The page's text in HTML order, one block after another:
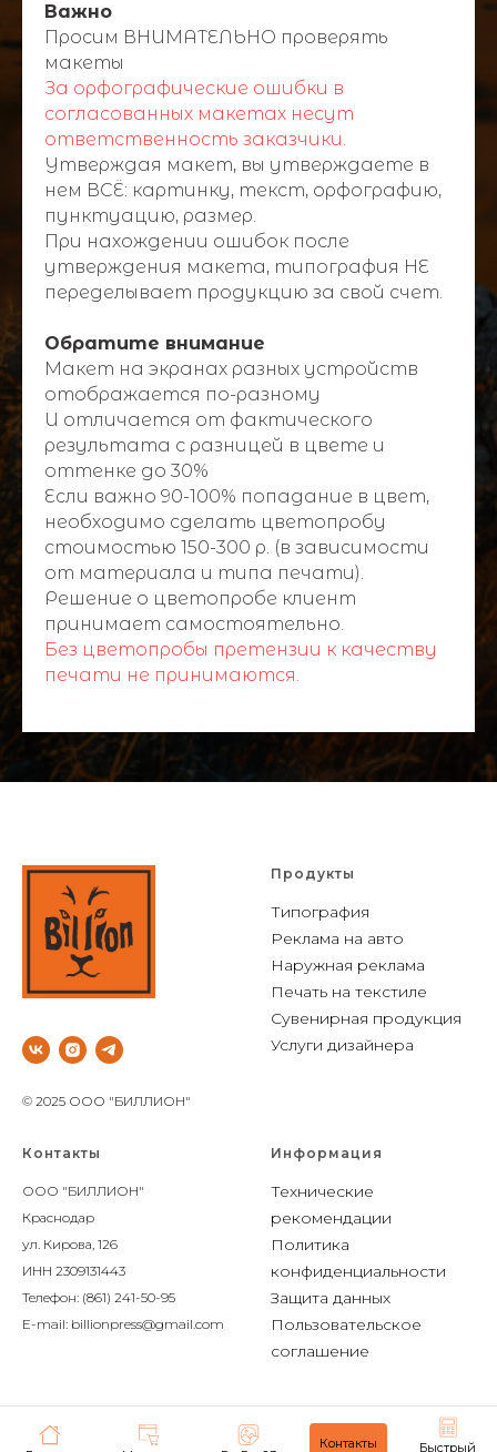
Контакты Быстрый
Важно
Просим ВНИМАТЕЛЬНО проверять
макеты
За орфографические ошибки в
согласованных макетах несут
ответственность заказчики.
Утверждая макет, вы утверждаете в
нем ВСЁ: картинку, текст, орфографию,
пунктуацию, размер.
При нахождении ошибок после
утверждения макета, типография НЕ
переделывает продукцию за свой счет.
Обратите внимание
Макет на экранах разных устройств
отображается по-разному
И отличается от фактического
результата с разницей в цвете и
оттенке до 30%
Если важно 90-100% попадание в цвет,
необходимо сделать цветопробу
стоимостью 150-300 р. (в зависимости
от материала и типа печати).
Решение о цветопробе клиент
принимает самостоятельно.
Без цветопробы претензии к качеству
печати не принимаются.
© 2025 ООО "БИЛЛИОН"
Продукты
Типография
Реклама на авто
Наружная реклама
Печать на текстиле
Сувенирная продукция
Услуги дизайнера
Контакты
ООО "БИЛЛИОН"
Краснодар
ул. Кирова, 126
ИНН 2309131443
Телефон: (861) 241-50-95
E-mail: billionpress@gmail.com
Информация
Технические
рекомендации
Политика
конфиденциальности
Защита данных
Пользовательское
соглашение